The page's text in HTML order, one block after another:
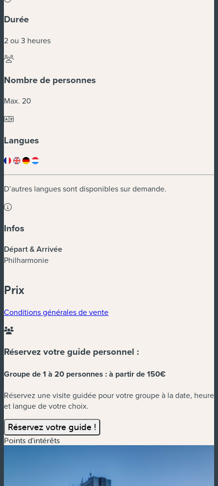
Durée
2 ou 3 heures
Nombre de personnes
Max. 20
Langues
D’autres langues sont disponibles sur demande.
Infos
Départ & Arrivée
Philharmonie
Prix
Conditions générales de vente
Réservez votre guide personnel :
Groupe de 1 à 20 personnes :à partir de 150€
Réservez une visite guidée pour votre groupe à la date, heure
et langue de votre choix.
Réservez votre guide !
Points d'intérêts